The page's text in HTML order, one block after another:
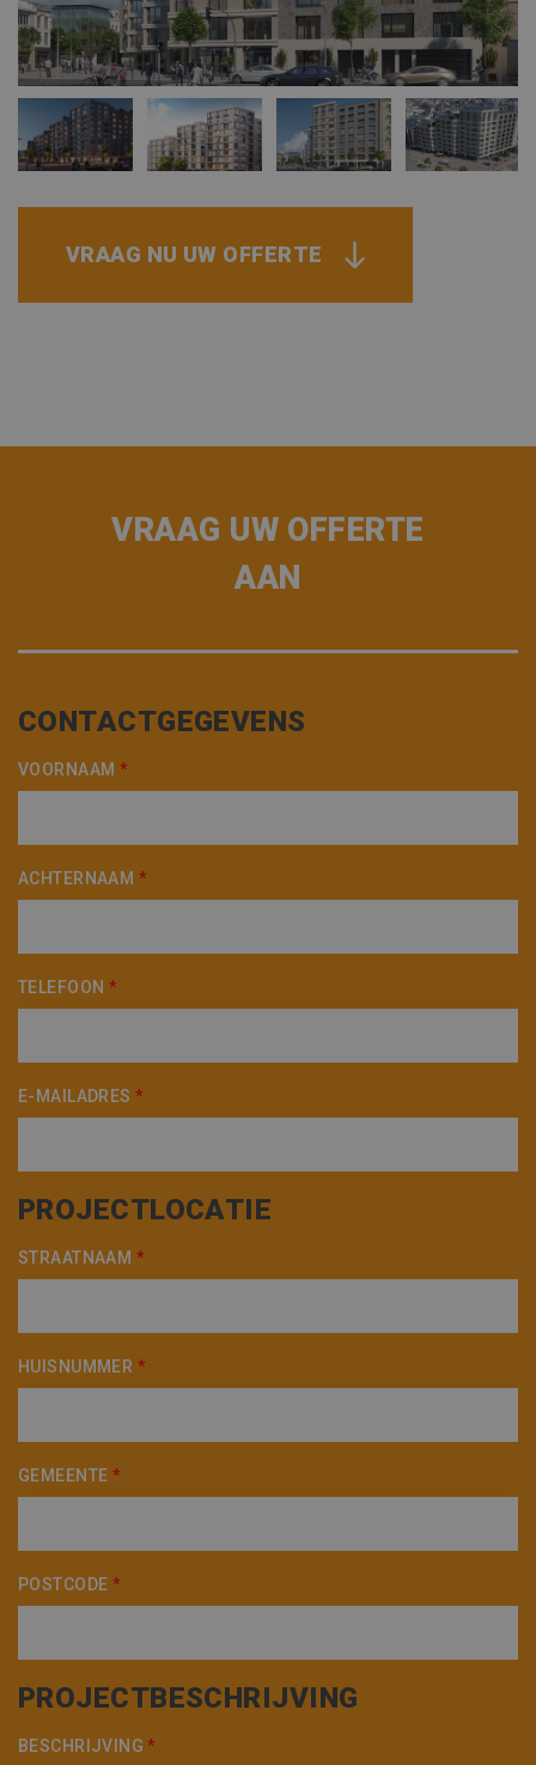
VRAAG NU UW OFFERTE
VRAAG UW OFFERTE
AAN
CONTACTGEGEVENS
VOORNAAM *
ACHTERNAAM *
TELEFOON *
E-MAILADRES*
PROJECTLOCATIE
STRAATNAAM *
HUISNUMMER *
GEMEENTE *
POSTCODE *
PROJECTBESCHRIJVING
BESCHRIJVING*